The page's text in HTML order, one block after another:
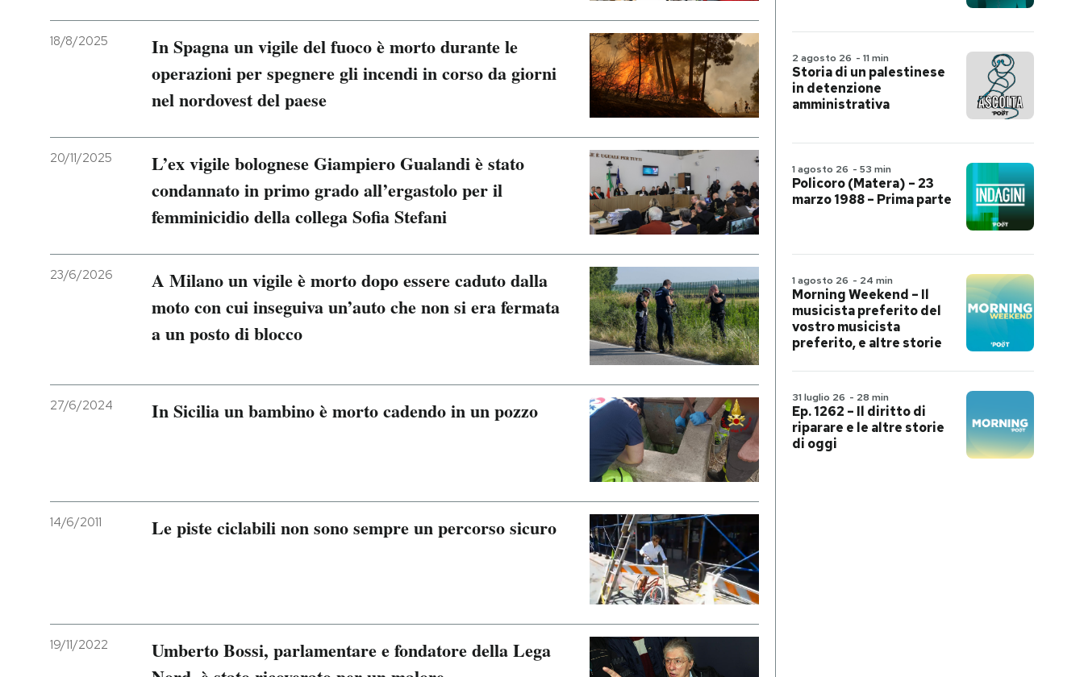
18/8/2025
In Spagna un vigile del fuoco è morto durante le
operazioni per spegnere gli incendi in corso da giorni
nel nordovest del paese
20/11/2025
L’ex vigile bolognese Giampiero Gualandi è stato
condannato in primo grado all’ergastolo per il
femminicidio della collega Sofia Stefani
23/6/2026
A Milano un vigile è morto dopo essere caduto dalla
moto con cui inseguiva un’auto che non si era fermata
a un posto di blocco
27/6/2024 In Sicilia un bambino è morto cadendo in un pozzo
14/6/2011 Le piste ciclabili non sono sempre un percorso sicuro
19/11/2022
Umberto Bossi, parlamentare e fondatore della Lega
2 agosto 26 - 11 min
Storia di un palestinese
in detenzione
amministrativa
1 agosto 26 - 53 min
Policoro (Matera) – 23
marzo 1988 – Prima parte
1 agosto 26 - 24 min
Morning Weekend – Il
musicista preferito del
vostro musicista
preferito, e altre storie
31 luglio 26 - 28 min
Ep. 1262 – Il diritto di
riparare e le altre storie
di oggi